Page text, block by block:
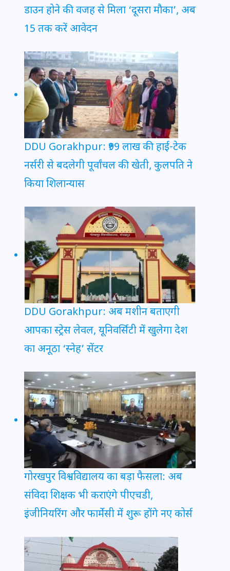
डाउन होने की वजह से मिला ‘दूसरा मौका’, अब
15 तक करें आवेदन
DDU Gorakhpur: ₹99 लाख की हाई-टेक
नर्सरी से बदलेगी पूर्वांचल की खेती, कुलपति ने
किया शिलान्यास
DDU Gorakhpur: अब मशीन बताएगी
आपका स्ट्रेस लेवल, यूनिवर्सिटी में खुलेगा देश
का अनूठा ‘स्नेह’ सेंटर
गोरखपुर विश्वविद्यालय का बड़ा फैसला: अब
संविदा शिक्षक भी कराएंगे पीएचडी,
इंजीनियरिंग और फार्मेसी में शुरू होंगे नए कोर्स